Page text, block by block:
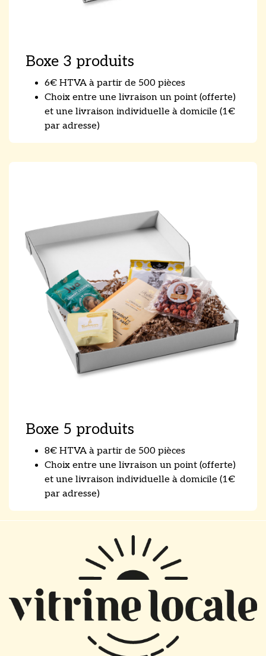
Boxe 3 produits
6€ HTVA à partir de 500 pièces
Choix entre une livraison un point (offerte)
et une livraison individuelle à domicile (1€
par adresse)
Boxe 5 produits
8€ HTVA à partir de 500 pièces
Choix entre une livraison un point (offerte)
et une livraison individuelle à domicile (1€
par adresse)